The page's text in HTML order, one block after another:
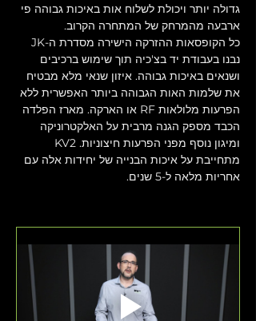
גדולה יותר ויכולת לשלוח אות באיכות גבוהה פי
ארבעה מהמרחק של המתחרה הקרוב.
נבנו בעבודת יד בצ'כיה תוך שימוש ברכיבים
ושנאים באיכות גבוהה. איזון שנאי מלא מבטיח
את שלמות האות הגבוהה ביותר האפשרית ללא
הפרעות מלולאות RF או הארקה. מארז הפלדה
הכבד מספק הגנה מרבית על האלקטרוניקה
מתחייבת על איכות הבנייה של יחידות אלה עם
אחריות מלאה ל-5 שנים.